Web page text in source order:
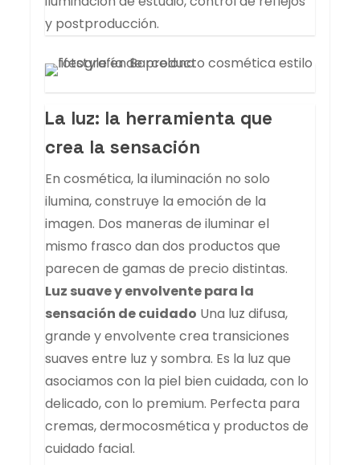
y postproducción.
La luz: la herramienta que
crea la sensación
En cosmética, la iluminación no solo
ilumina, construye la emoción de la
imagen. Dos maneras de iluminar el
mismo frasco dan dos productos que
parecen de gamas de precio distintas.
Luz suave y envolvente para la
sensación de cuidado Una luz difusa,
grande y envolvente crea transiciones
suaves entre luz y sombra. Es la luz que
asociamos con la piel bien cuidada, con lo
delicado, con lo premium. Perfecta para
cremas, dermocosmética y productos de
cuidado facial.